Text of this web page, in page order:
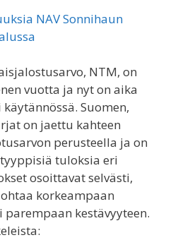
NAV Sonnihaun
NTM, on
vuotta ja nyt on aika
Suomen,
on jaettu kahteen
perusteella ja on
tuloksia eri
osoittavat selvästi,
korkeampaan
kestävyyteen.